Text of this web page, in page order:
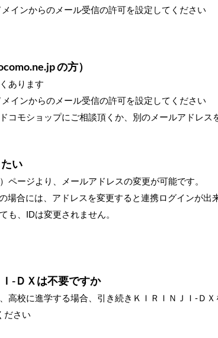
インからのメール受信の許可を設定してください
の方）
あります
インからのメール受信の許可を設定してください
モショップにご相談頂くか、別のメールアドレス
い
ージより、メールアドレスの変更が可能です。
合には、アドレスを変更すると連携ログインが出
、IDは変更されません。
-ＤＸは不要ですか
高校に進学する場合、引き続きＫＩＲＩＮＪＩ-Ｄ
ださい